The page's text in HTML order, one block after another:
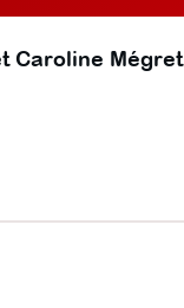
Caroline Mégret